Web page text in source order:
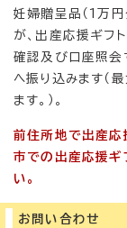
妊婦贈呈品（1万円
が、出産応援ギフ
確認及び口座照会
へ振り込みます（
ます。）。
前住所地で出産応
市での出産応援ギ
い。
お問い合わせ